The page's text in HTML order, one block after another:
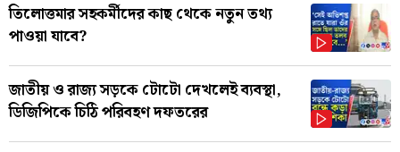
তিলোত্তমার সহকর্মীদের কাছ থেকে নতুন তথ্য
পাওয়া যাবে?
জাতীয় ও রাজ্য সড়কে টোটো দেখলেই ব্যবস্থা,
ডিজিপিকে চিঠি পরিবহণ দফতরের